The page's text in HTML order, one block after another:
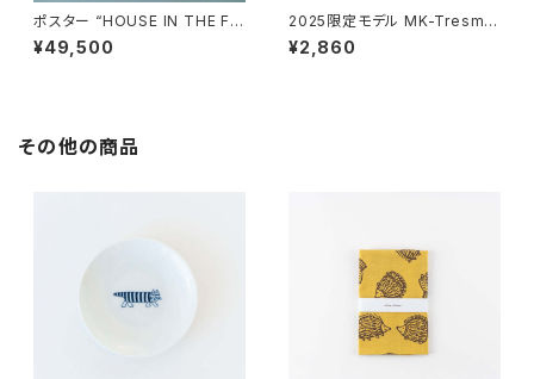
ポスター “HOUSE IN THE FO
REST 26 A3” / ミナ ペルホ
ネン mina perhonen × クリ
¥49,500
2025限定モデル MK-Tresme
r シロクマ貯金箱 マフラー付
き / MK-Tresmer
¥2,860
その他の商品